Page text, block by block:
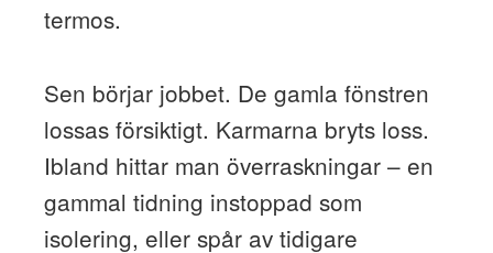
termos.
Sen börjar jobbet. De gamla fönstren
lossas försiktigt. Karmarna bryts loss.
Ibland hittar man överraskningar – en
gammal tidning instoppad som
isolering, eller spår av tidigare